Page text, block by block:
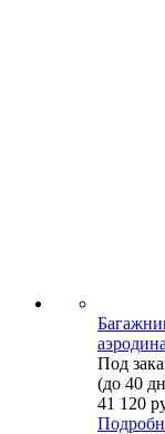
Под
(до 40
41 120